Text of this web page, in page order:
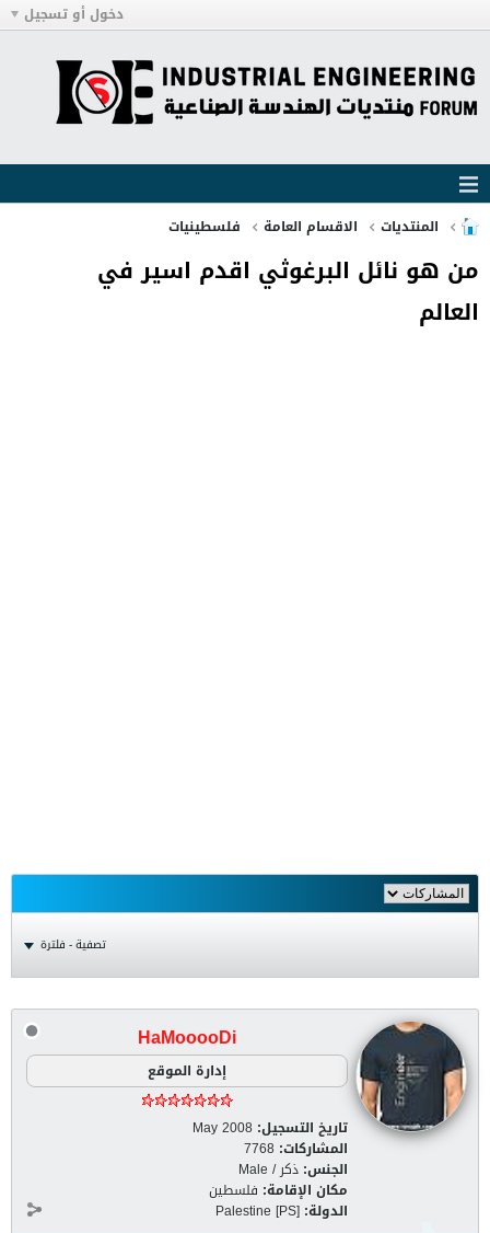
دخول أو تسجيل
المنتديات الاقسام العامة فلسطينيات
من هو نائل البرغوثي اقدم اسير في
العالم
تصفية - فلترة
HaMooooDi
إدارة الموقع
تاريخ التسجيل: May 2008
المشاركات: 7768
الجنس: ذكر / Male
مكان الإقامة: فلسطين
الدولة: Palestine [PS]